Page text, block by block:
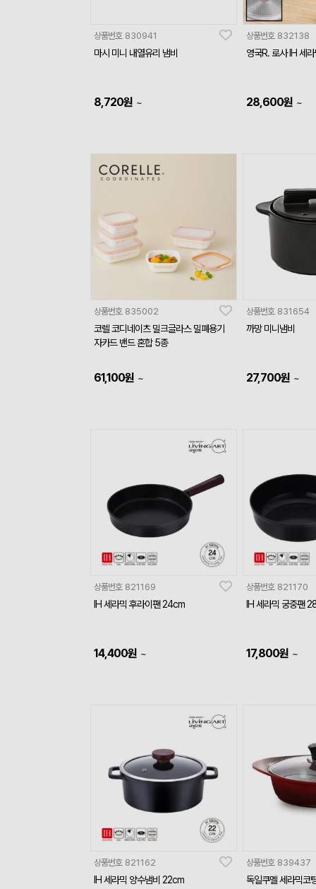
상품번호 830941
마시 미니 내열유리 냄비
8,720원 ~
상품번호 832138
영국R. 로사 IH 세
28,600원 ~
상품번호 835002
코렐 코디네이츠 밀크글라스 밀폐용기
자카드 밴드 혼합 5종
61,100원 ~
상품번호 831654
까망 미니냄비
27,700원 ~
상품번호 821169
IH 세라믹 후라이팬 24cm
14,400원 ~
상품번호 821170
IH 세라믹 궁중팬
17,800원 ~
상품번호 821162
IH 세라믹 양수냄비 22cm
상품번호 839437
독일쿠멜 세라믹코